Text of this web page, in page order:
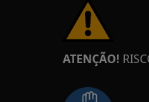
ATENÇÃO!